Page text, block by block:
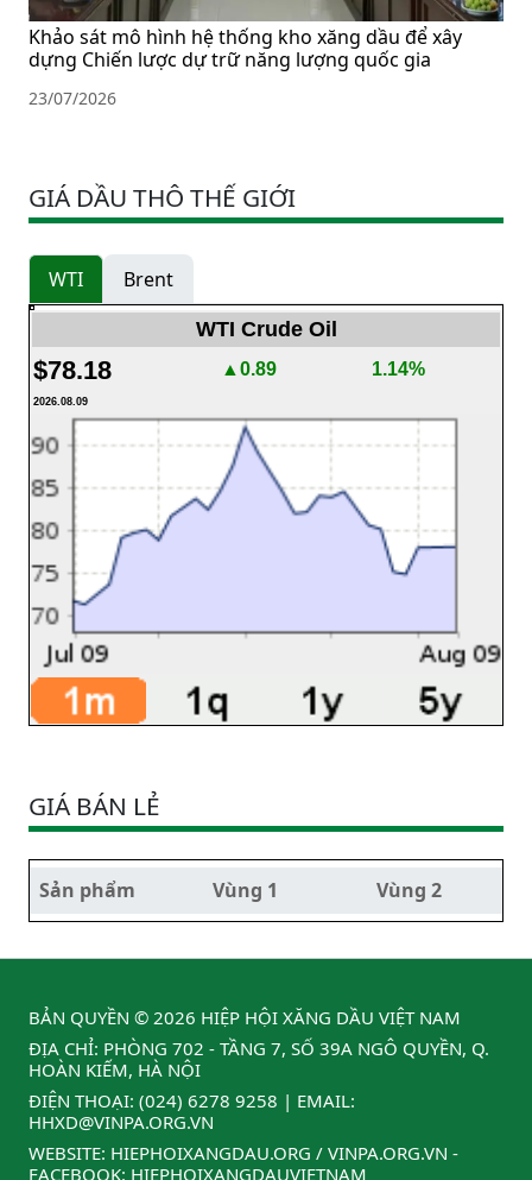
Khảo sát mô hình hệ thống kho xăng dầu để xây
dựng Chiến lược dự trữ năng lượng quốc gia
23/07/2026
GIÁ DẦU THÔ THẾ GIỚI
WTI Brent
WTI Crude Oil
$78.18 ▲0.89 1.14%
2026.08.09
GIÁ BÁN LẺ
Sản phẩm Vùng 1 Vùng 2
BẢN QUYỀN © 2026 HIỆP HỘI XĂNG DẦU VIỆT NAM
ĐỊA CHỈ: PHÒNG 702 - TẦNG 7, SỐ 39A NGÔ QUYỀN, Q.
HOÀN KIẾM, HÀ NỘI
ĐIỆN THOẠI: (024) 6278 9258 | EMAIL:
HHXD@VINPA.ORG.VN
WEBSITE: HIEPHOIXANGDAU.ORG / VINPA.ORG.VN -
FACEBOOK: HIEPHOIXANGDAUVIETNAM